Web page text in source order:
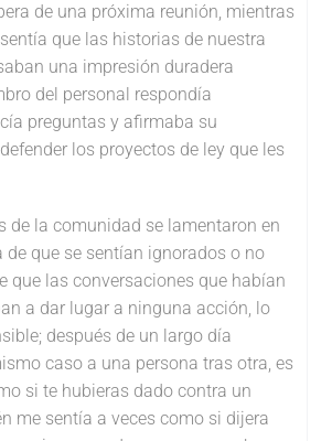
de una próxima reunión, mientras
que las historias de nuestra
una impresión duradera
del personal respondía
preguntas y afirmaba su
los proyectos de ley que les
de la comunidad se lamentaron en
de que se sentían ignorados o no
que las conversaciones que habían
a dar lugar a ninguna acción, lo
después de un largo día
caso a una persona tras otra, es
si te hubieras dado contra un
me sentía a veces como si dijera